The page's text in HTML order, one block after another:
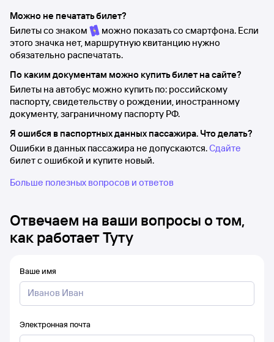
Можно не печатать билет?
Билеты со знаком
можно показать со смартфона. Если
этого значка нет, маршрутную квитанцию нужно
обязательно распечатать.
По каким документам можно купить билет на сайте?
Билеты на автобус можно купить по: российскому
паспорту, свидетельству о рождении, иностранному
документу, заграничному паспорту РФ.
Я ошибся в паспортных данных пассажира. Что делать?
Ошибки в данных пассажира не допускаются.Сдайте
билет с ошибкой и купите новый.
Больше полезных вопросов и ответов
Отвечаем на ваши вопросы о том,
как работает Туту
Ваше имя
Электронная почта